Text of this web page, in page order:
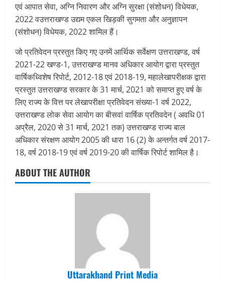
एवं आपात सेवा, अग्नि निवारण और अग्नि सुरक्षा (संशोधन) विधेयक,
2022 वउत्तराखण्ड उद्यम एकल खिड़की सुगमता और अनुज्ञापन
(संशोधन) विधेयक, 2022 शामिल हैं।
जो प्रतिवेदन प्रस्तुत किए गए उनमें आर्थिक सर्वेक्षण उत्तराखण्ड, वर्ष
2021-22 खण्ड-1, उत्तराखण्ड मानव अधिकार आयोग द्वारा प्रस्तुत
वार्षिकध्विशेष रिपोर्ट, 2012-18 एवं 2018-19, महालेखापरीक्षक द्वारा
प्रस्तुत उत्तराखण्ड सरकार के 31 मार्च, 2021 को समाप्त हुए वर्ष के
लिए राज्य के वित्त पर लेखापरीक्षा प्रतिवेदन संख्या-1 वर्ष 2022,
उत्तराखण्ड लोक सेवा आयोग का बीसवां वार्षिक प्रतिवदेन ( अवधि 01
अप्रैल, 2020 से 31 मार्च, 2021 तक) उत्तराखण्ड राज्य बाल
अधिकार संरक्षण आयोग 2005 की धारा 16 (2) के अन्तर्गत वर्ष 2017-
18, वर्ष 2018-19 एवं वर्ष 2019-20 की वार्षिक रिपोर्ट शामिल है।
ABOUT THE AUTHOR
Uttarakhand Print Media